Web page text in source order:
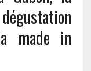
made in